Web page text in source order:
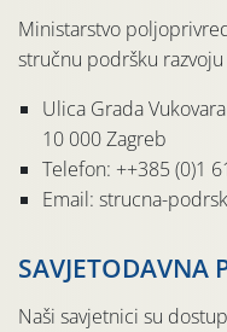
Ministarstvo
stručnu podršku
Ulica Grada
10 000 Zagreb
Telefon: ++385 (0)1
Email: strucna-
SAVJETODAVNA
Naši savjetnici su